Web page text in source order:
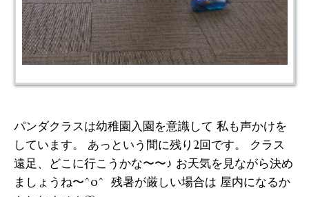
パンダクラスは幼稚園入園を意識して 私も声かけを
しています。 あっという間に残り2回です。 クラス
遠足、どこに行こうかな〜〜♪ お天気を見ながら決め
ましょうね〜^o^ 残暑が厳しい場合は 屋内になるか